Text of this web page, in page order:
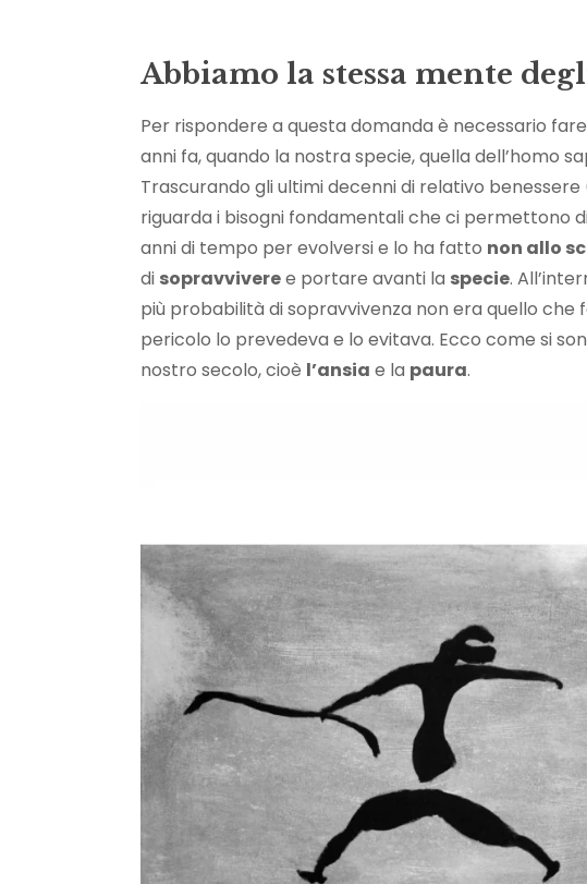
Abbiamo la stessa mente
Per rispondere a questa domanda è necessario
anni fa, quando la nostra specie, quella dell’homo
Trascurando gli ultimi decenni di relativo
riguarda i bisogni fondamentali che ci permettono
anni di tempo per evolversi e lo ha fatto non allo
di sopravviveree portare avanti la specie.
più probabilità di sopravvivenza non era quello
pericolo lo prevedeva e lo evitava. Ecco come si
nostro secolo, cioè l’ansia e la paura.